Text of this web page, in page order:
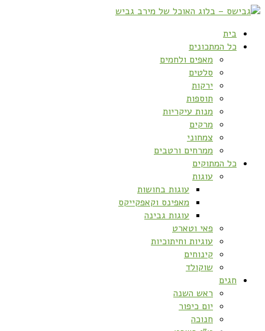
בית
כל המתכונים
מאפים ולחמים
סלטים
ירקות
תוספות
מנות עיקריות
מרקים
צמחוני
ממרחים ורטבים
כל המתוקים
עוגות
עוגות בחושות
מאפינס וקאפקייקס
עוגות גבינה
פאי וטארט
עוגיות וחיתוכיות
קינוחים
שוקולד
חגים
ראש השנה
יום כיפור
חנוכה